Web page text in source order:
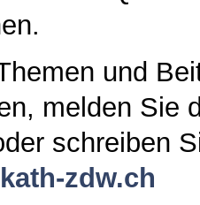
und
melden Sie
schreiben
zdw.ch